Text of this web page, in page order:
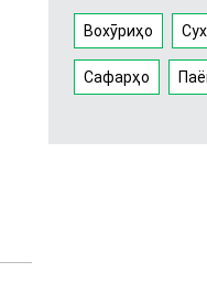
Вохӯриҳо
Сафарҳо